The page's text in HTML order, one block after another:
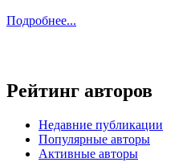
Подробнее...
Рейтинг авторов
Недавние публикации
Популярные авторы
Активные авторы